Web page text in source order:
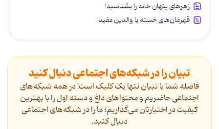
زهرهای پنهان خانه را بشناسید!
قهرمان‌های خسته یا والدین مفید!
تبیان را در شبکه‌های اجتماعی دنبال کنید
فاصله شما با تبیان تنها یک کلیک است! در همه شبکه‌های
اجتماعی حاضریم و محتواهای داغ و دسته اول را با بهترین
کیفیت در اختیارتان می‌گذاریم؛ ما را در شبکه‌های اجتماعی
دنیال کنید.